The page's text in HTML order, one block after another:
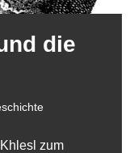
die
zum